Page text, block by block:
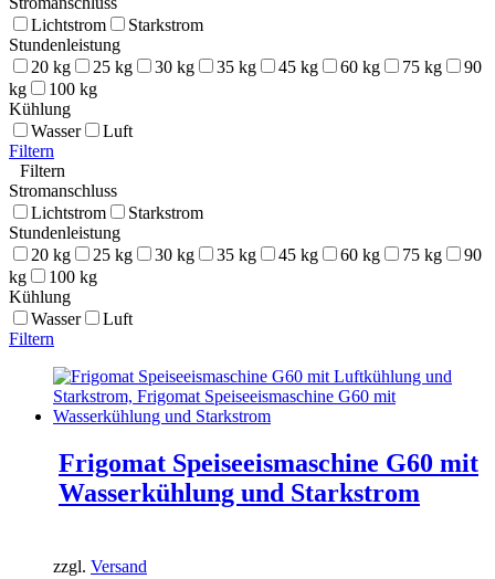
Lichtstrom
Starkstrom
Stundenleistung
20 kg
25 kg 30 kg 35 kg 45 kg 60 kg 75 kg
90
kg
100 kg
Kühlung
Wasser
Luft
Filtern
Filtern
Stromanschluss
Lichtstrom
Starkstrom
Stundenleistung
20 kg
25 kg 30 kg 35 kg 45 kg 60 kg 75 kg
90
kg
100 kg
Kühlung
Wasser
Luft
Filtern
Frigomat Speiseeismaschine G60 mit
Wasserkühlung und Starkstrom
zzgl. Versand